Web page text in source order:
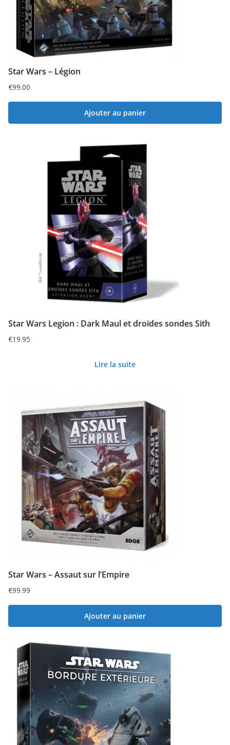
Star Wars – Légion
€99.00
Ajouter au panier
Star Wars Legion : Dark Maul et droïdes sondes Sith
€19.95
Lire la suite
Star Wars – Assaut sur l’Empire
€99.99
Ajouter au panier